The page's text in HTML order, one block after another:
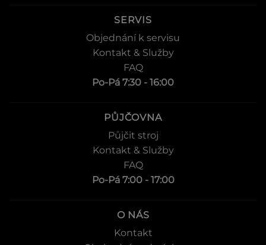
SERVIS
Objednání k servisu
Kontakt & Služby
FAQ
Po-Pá 7:30 - 16:00
PŮJČOVNA
Půjčit stroj
Kontakt & Služby
FAQ
Po-Pá 7:00 - 17:00
O NÁS
Kontakt